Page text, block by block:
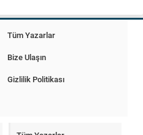
Tüm Yazarlar
Bize Ulaşın
Gizlilik Politikası